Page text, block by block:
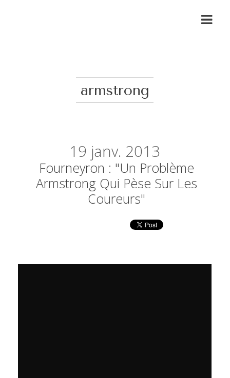
armstrong
19 janv. 2013
Fourneyron : "Un Problème
Armstrong Qui Pèse Sur Les
Coureurs"